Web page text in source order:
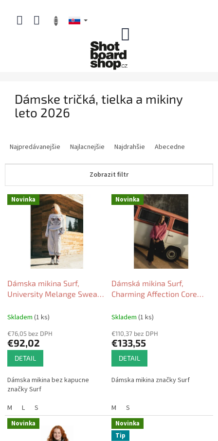
obsah
Dámske tričká, tielka a mikiny
leto 2026
e
i
o
v
Najpredávanejšie Najlacnejšie Najdrahšie Abecedne
Zobrazit filtr
V
ý
d
u
t
v
Novinka
Dámska mikina Surf,
University Melange Sweat
Skladem (1 ks)
€76,05 bez DPH
€92,02
DETAIL
Dámska mikina bez kapucne
značky Surf
M
L S
Novinka
Dámská mikina Surf,
Charming Affection Core
Skladem (1 ks)
€110,37 bez DPH
€133,55
DETAIL
Dámska mikina značky Surf
M S
Novinka
Novinka
Tip